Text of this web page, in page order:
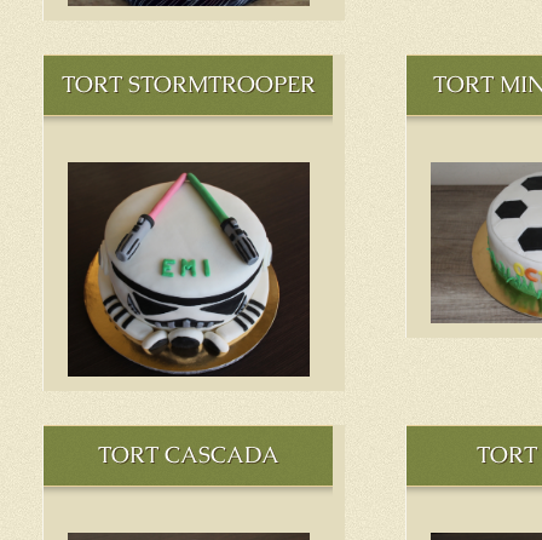
TORT STORMTROOPER TORT
TORT CASCADA